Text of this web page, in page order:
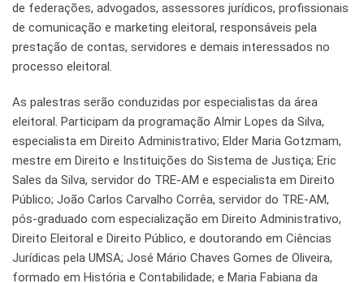
de federações, advogados, assessores jurídicos, profissionais
de comunicação e marketing eleitoral, responsáveis pela
prestação de contas, servidores e demais interessados no
processo eleitoral.
As palestras serão conduzidas por especialistas da área
eleitoral. Participam da programação Almir Lopes da Silva,
especialista em Direito Administrativo; Elder Maria Gotzmam,
mestre em Direito e Instituições do Sistema de Justiça; Eric
Sales da Silva, servidor do TRE-AM e especialista em Direito
Público; João Carlos Carvalho Corrêa, servidor do TRE-AM,
pós-graduado com especialização em Direito Administrativo,
Direito Eleitoral e Direito Público, e doutorando em Ciências
Jurídicas pela UMSA; José Mário Chaves Gomes de Oliveira,
formado em História e Contabilidade; e Maria Fabiana da